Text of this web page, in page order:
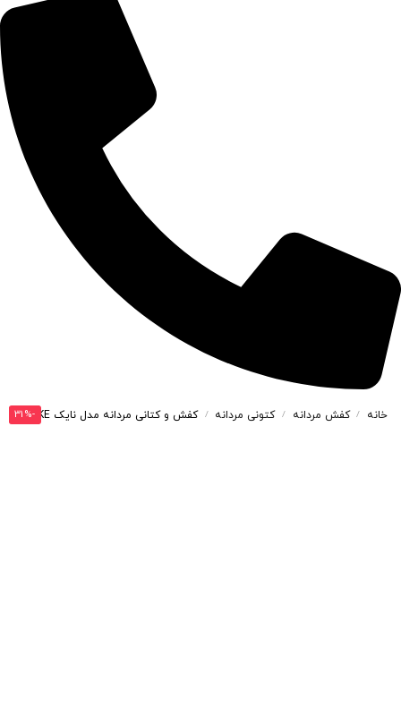
خانه / کفش مردانه / کتونی مردانه / کفش و کتانی مردانه مدل نایک NIKE رنگ سفید کد 41781 -31%